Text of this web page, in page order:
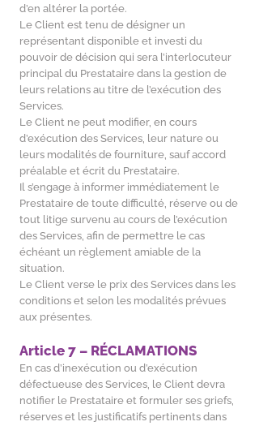
d’en altérer la portée.
Le Client est tenu de désigner un
représentant disponible et investi du
pouvoir de décision qui sera l’interlocuteur
principal du Prestataire dans la gestion de
leurs relations au titre de l’exécution des
Services.
Le Client ne peut modifier, en cours
d’exécution des Services, leur nature ou
leurs modalités de fourniture, sauf accord
préalable et écrit du Prestataire.
Il s’engage à informer immédiatement le
Prestataire de toute difficulté, réserve ou de
tout litige survenu au cours de l’exécution
des Services, afin de permettre le cas
échéant un règlement amiable de la
situation.
Le Client verse le prix des Services dans les
conditions et selon les modalités prévues
aux présentes.
Article 7 – RÉCLAMATIONS
En cas d’inexécution ou d’exécution
défectueuse des Services, le Client devra
notifier le Prestataire et formuler ses griefs,
réserves et les justificatifs pertinents dans